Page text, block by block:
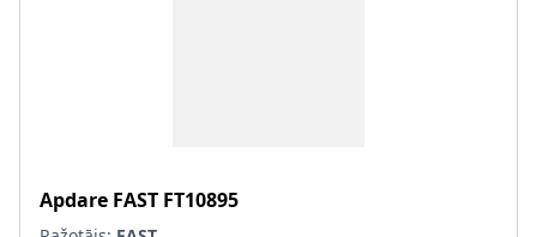
Apdare FAST FT10895